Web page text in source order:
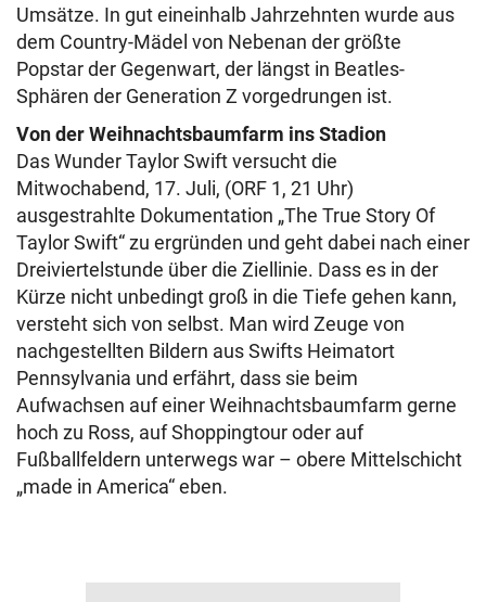
Umsätze. In gut eineinhalb Jahrzehnten wurde aus
dem Country-Mädel von Nebenan der größte
Popstar der Gegenwart, der längst in Beatles-
Sphären der Generation Z vorgedrungen ist.
Von der Weihnachtsbaumfarm ins Stadion
Das Wunder Taylor Swift versucht die
Mitwochabend, 17. Juli, (ORF 1, 21 Uhr)
ausgestrahlte Dokumentation „The True Story Of
Taylor Swift“ zu ergründen und geht dabei nach einer
Dreiviertelstunde über die Ziellinie. Dass es in der
Kürze nicht unbedingt groß in die Tiefe gehen kann,
versteht sich von selbst. Man wird Zeuge von
nachgestellten Bildern aus Swifts Heimatort
Pennsylvania und erfährt, dass sie beim
Aufwachsen auf einer Weihnachtsbaumfarm gerne
hoch zu Ross, auf Shoppingtour oder auf
Fußballfeldern unterwegs war – obere Mittelschicht
„made in America“ eben.